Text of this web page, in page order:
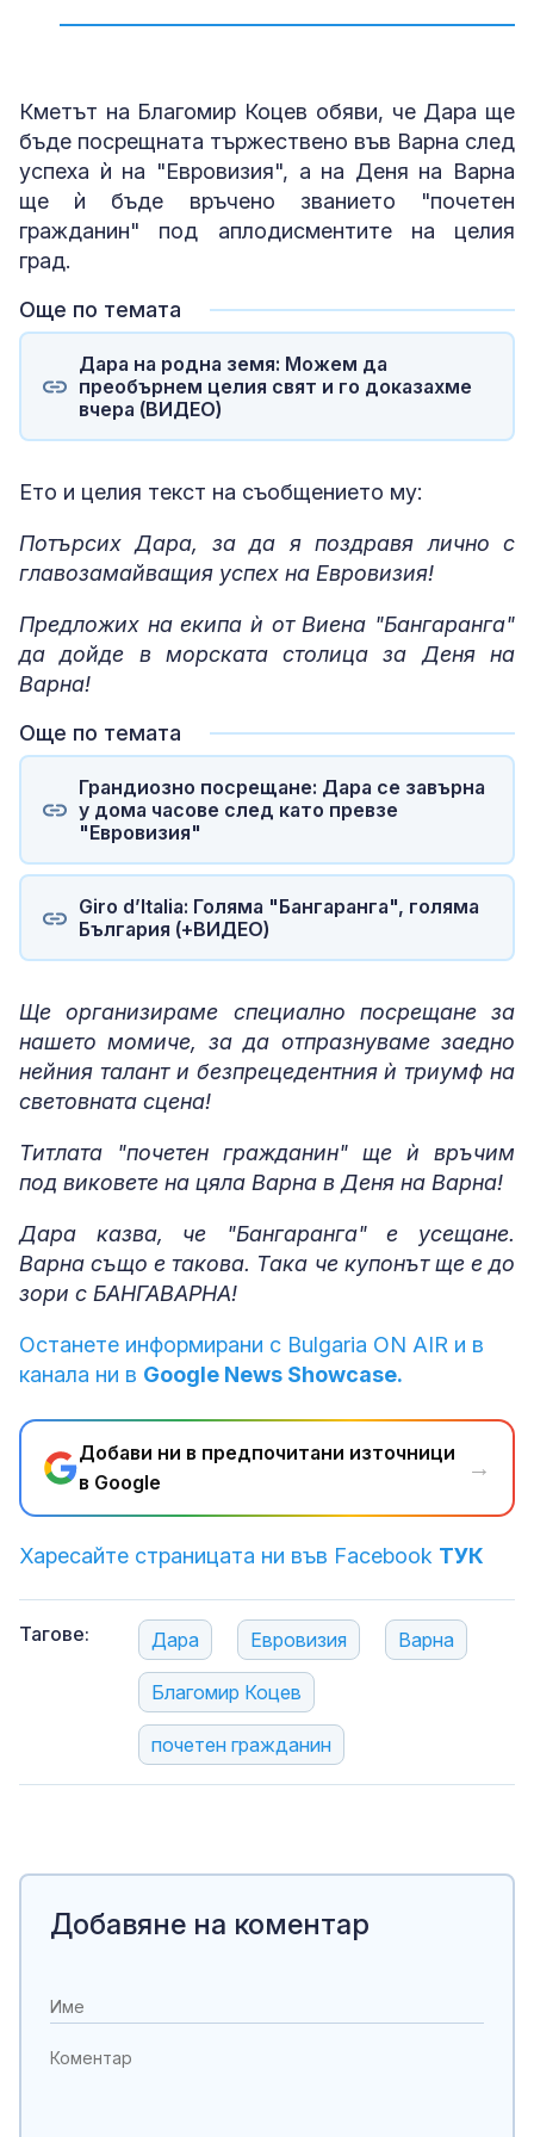
Снимка: Reuters
ON AIR)
ON AIR)
ON AIR)
ON AIR)
ON AIR)
ON AIR)
ON AIR)
ON AIR)
ON AIR)
ON AIR)
ON AIR)
ON AIR)
ON AIR)
ON AIR)
ON AIR)
ON AIR)
ON AIR)
ON AIR)
ON AIR)
ON AIR)
ON AIR)
ON AIR)
ON AIR)
ON AIR)
ON AIR)
Кметът на Благомир Коцев обяви, че Дара ще
бъде посрещната тържествено във Варна след
успеха ѝ на "Евровизия", а на Деня на Варна
ще ѝ бъде връчено званието "почетен
гражданин" под аплодисментите на целия
град.
Още по темата
Дара на родна земя: Можем да
преобърнем целия свят и го доказахме
вчера (ВИДЕО)
Ето и целия текст на съобщението му:
Потърсих Дара, за да я поздравя лично с
главозамайващия успех на Евровизия!
Предложих на екипа ѝ от Виена "Бангаранга"
да дойде в морската столица за Деня на
Варна!
Още по темата
Грандиозно посрещане: Дара се завърна
у дома часове след като превзе
"Евровизия"
Giro d’Italia: Голяма "Бангаранга", голяма
България (+ВИДЕО)
Ще организираме специално посрещане за
нашето момиче, за да отпразнуваме заедно
нейния талант и безпрецедентния ѝ триумф на
световната сцена!
Титлата "почетен гражданин" ще ѝ връчим
под виковете на цяла Варна в Деня на Варна!
Дара казва, че "Бангаранга" е усещане.
Варна също е такова. Така че купонът ще е до
зори с БАНГАВАРНА!
Останете информирани с Bulgaria ON AIR и в
канала ни в Google News Showcase.
Добави ни в предпочитани източници
в Google
→
Харесайте страницата ни във Facebook ТУК
Тагове: Дара Евровизия Варна
Благомир Коцев
почетен гражданин
Добавяне на коментар